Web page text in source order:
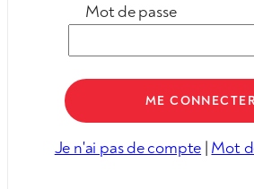
Mot de passe
Je n'ai pas de compte | Mot